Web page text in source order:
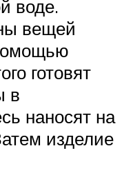
воде.
вещей
готовят
в
наносят на
изделие